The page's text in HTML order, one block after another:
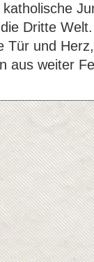
Dritte
Tür und
aus weiter